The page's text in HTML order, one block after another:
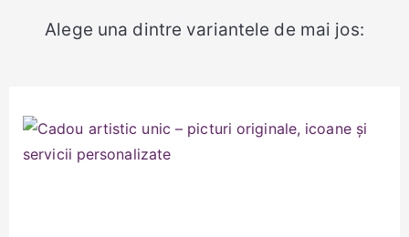
Alege una dintre variantele de mai jos: